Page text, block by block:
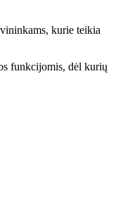
kurie teikia
funkcijomis, dėl kurių